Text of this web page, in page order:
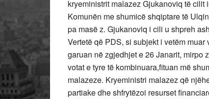
kryeministrit malazez Gjukanoviq të
Komunën me shumicë shqiptare të
pa masë z. Gjukanoviq i cili u shpreh
Vertetë që PDS, si subjekt i vetëm
garuan në zgjedhjet e 26 Janarit, mirpo
votat e tyre të kombinuara,fituan më
malazeze. Kryeministri malazez që
partiake dhe shfrytëzoi resurset